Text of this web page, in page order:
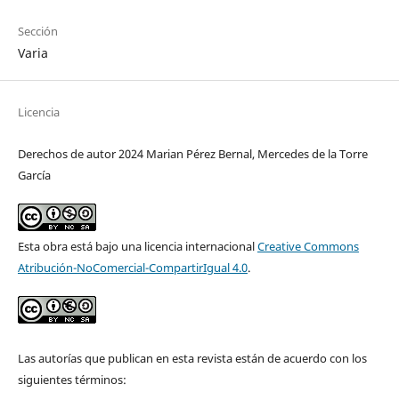
Sección
Varia
Licencia
Derechos de autor 2024 Marian Pérez Bernal, Mercedes de la Torre
García
Esta obra está bajo una licencia internacionalCreative Commons
Atribución-NoComercial-CompartirIgual 4.0.
Las autorías que publican en esta revista están de acuerdo con los
siguientes términos: